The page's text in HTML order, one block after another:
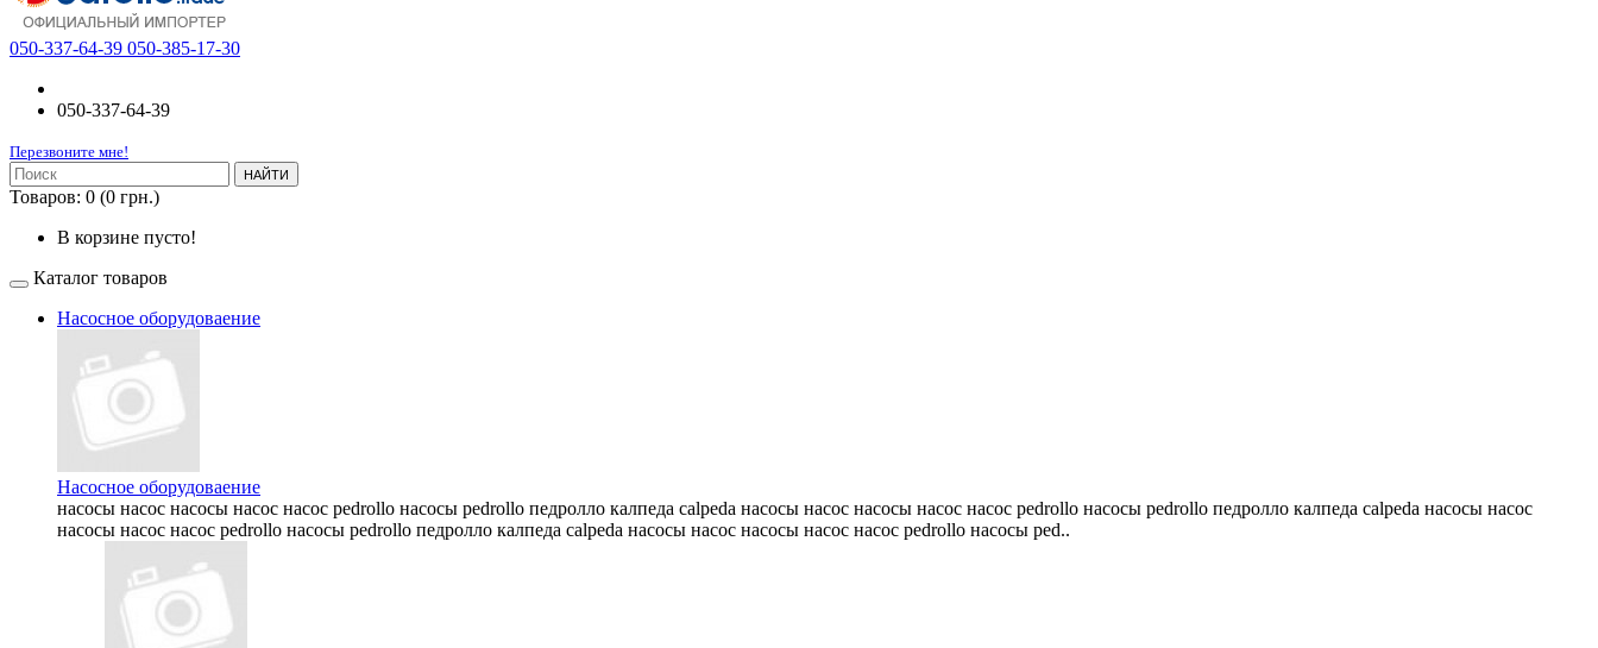
050-337-64-39 050-385-17-30
050-337-64-39
Перезвоните мне!
НАЙТИ
Товаров: 0 (0 грн.)
В корзине пусто!
Каталог товаров
Насосное оборудоваение
Насосное оборудоваение
насосы насос насосы насос насос pedrollo насосы pedrollo педролло калпеда calpeda насосы насос насосы насос насос pedrollo насосы pedrollo педролло калпеда calpeda насосы насос
насосы насос насос pedrollo насосы pedrollo педролло калпеда calpeda насосы насос насосы насос насос pedrollo насосы ped..